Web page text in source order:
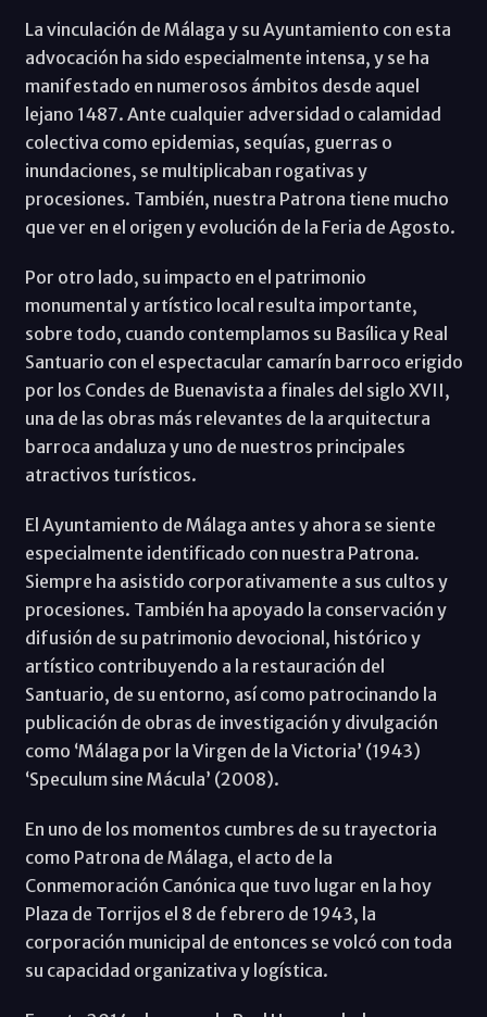
La vinculación de Málaga y su Ayuntamiento con esta
advocación ha sido especialmente intensa, y se ha
manifestado en numerosos ámbitos desde aquel
lejano 1487. Ante cualquier adversidad o calamidad
colectiva como epidemias, sequías, guerras o
inundaciones, se multiplicaban rogativas y
procesiones. También, nuestra Patrona tiene mucho
que ver en el origen y evolución de la Feria de Agosto.
Por otro lado, su impacto en el patrimonio
monumental y artístico local resulta importante,
sobre todo, cuando contemplamos su Basílica y Real
Santuario con el espectacular camarín barroco erigido
por los Condes de Buenavista a finales del siglo XVII,
una de las obras más relevantes de la arquitectura
barroca andaluza y uno de nuestros principales
atractivos turísticos.
El Ayuntamiento de Málaga antes y ahora se siente
especialmente identificado con nuestra Patrona.
Siempre ha asistido corporativamente a sus cultos y
procesiones. También ha apoyado la conservación y
difusión de su patrimonio devocional, histórico y
artístico contribuyendo a la restauración del
Santuario, de su entorno, así como patrocinando la
publicación de obras de investigación y divulgación
como ‘Málaga por la Virgen de la Victoria’ (1943)
‘Speculum sine Mácula’ (2008).
En uno de los momentos cumbres de su trayectoria
como Patrona de Málaga, el acto de la
Conmemoración Canónica que tuvo lugar en la hoy
Plaza de Torrijos el 8 de febrero de 1943, la
corporación municipal de entonces se volcó con toda
su capacidad organizativa y logística.